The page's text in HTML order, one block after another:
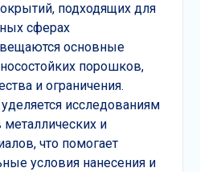
подходящих для
сферах
основные
порошков,
и ограничения.
исследованиям
и
что помогает
условия нанесения и